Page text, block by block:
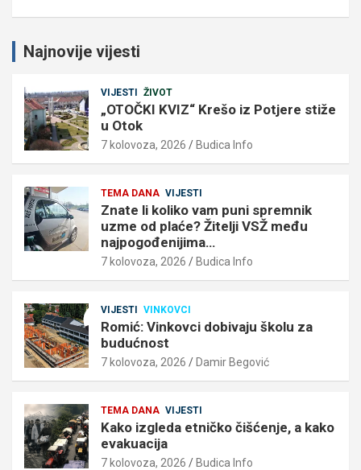
Najnovije vijesti
VIJESTI ŽIVOT
„OTOČKI KVIZ“ Krešo iz Potjere stiže
u Otok
7 kolovoza, 2026 Budica Info
TEMA DANA VIJESTI
Znate li koliko vam puni spremnik
uzme od plaće? Žitelji VSŽ među
najpogođenijima…
7 kolovoza, 2026 Budica Info
VIJESTI VINKOVCI
Romić: Vinkovci dobivaju školu za
budućnost
7 kolovoza, 2026 Damir Begović
TEMA DANA VIJESTI
Kako izgleda etničko čišćenje, a kako
evakuacija
7 kolovoza, 2026 Budica Info